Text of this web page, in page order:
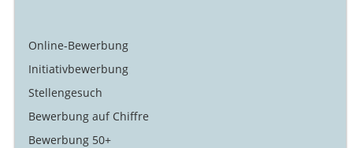
Online-Bewerbung
Initiativbewerbung
Stellengesuch
Bewerbung auf Chiffre
Bewerbung 50+